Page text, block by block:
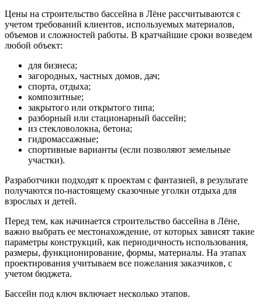
Цены на строительство бассейна в Лёне рассчитываются с
учетом требований клиентов, используемых материалов,
объемов и сложностей работы. В кратчайшие сроки возведем
любой объект:
для бизнеса;
загородных, частных домов, дач;
спорта, отдыха;
композитные;
закрытого или открытого типа;
разборный или стационарный бассейн;
из стекловолокна, бетона;
гидромассажные;
спортивные варианты (если позволяют земельные
участки).
Разработчики подходят к проектам с фантазией, в результате
получаются по-настоящему сказочные уголки отдыха для
взрослых и детей.
Перед тем, как начинается строительство бассейна в Лёне,
важно выбрать ее местонахождение, от которых зависят такие
параметры конструкций, как периодичность использования,
размеры, функционирование, формы, материалы. На этапах
проектирования учитываем все пожелания заказчиков, с
учетом бюджета.
Бассейн под ключ включает несколько этапов.